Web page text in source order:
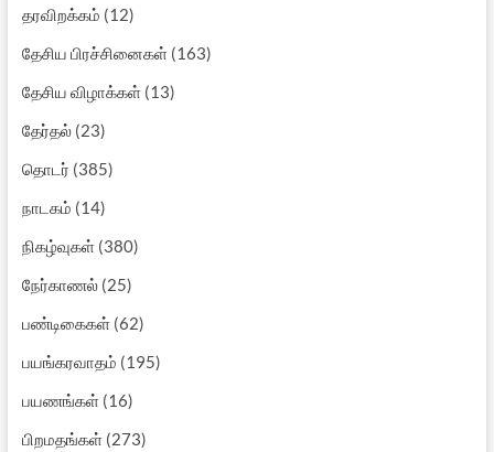
தரவிறக்கம் (12)
தேசிய பிரச்சினைகள்(163)
தேசிய விழாக்கள்(13)
தேர்தல்(23)
தொடர் (385)
நாடகம் (14)
நிகழ்வுகள்(380)
நேர்காணல்(25)
பண்டிகைகள்(62)
பயங்கரவாதம் (195)
பயணங்கள்(16)
பிறமதங்கள்(273)